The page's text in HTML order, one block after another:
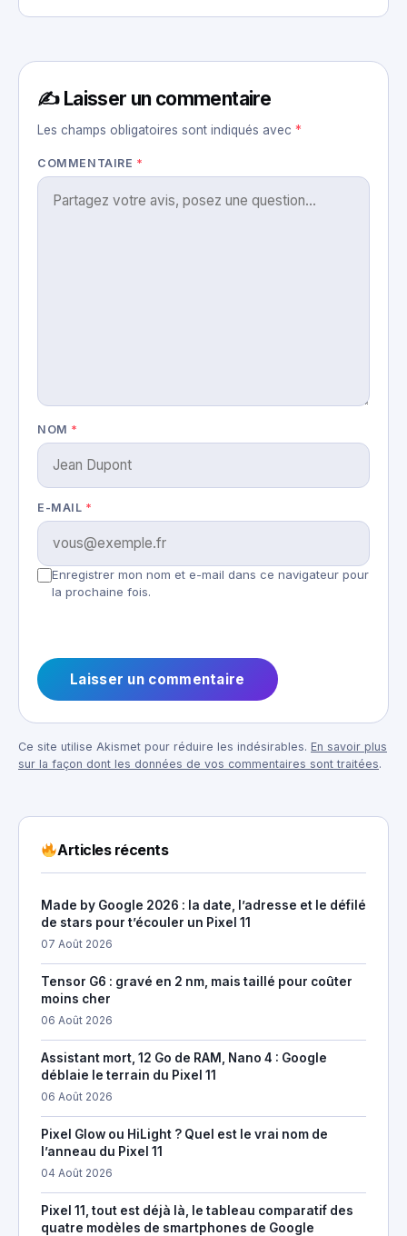
✍️ Laisser un commentaire
Les champs obligatoires sont indiqués avec *
COMMENTAIRE *
NOM *
E-MAIL *
Enregistrer mon nom et e-mail dans ce navigateur pour
la prochaine fois.
Ce site utilise Akismet pour réduire les indésirables. En savoir plus
sur la façon dont les données de vos commentaires sont traitées.
Articles récents
Made by Google 2026 : la date, l’adresse et le défilé
de stars pour t’écouler un Pixel 11
07 Août 2026
Tensor G6 : gravé en 2 nm, mais taillé pour coûter
moins cher
06 Août 2026
Assistant mort, 12 Go de RAM, Nano 4 : Google
déblaie le terrain du Pixel 11
06 Août 2026
Pixel Glow ou HiLight ? Quel est le vrai nom de
l’anneau du Pixel 11
04 Août 2026
Pixel 11, tout est déjà là, le tableau comparatif des
quatre modèles de smartphones de Google